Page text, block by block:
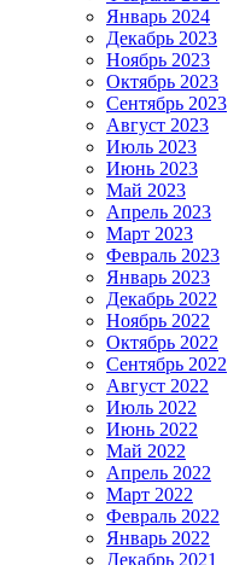
Январь 2024
Декабрь 2023
Ноябрь 2023
Октябрь 2023
Сентябрь 2023
Август 2023
Июль 2023
Июнь 2023
Май 2023
Апрель 2023
Март 2023
Февраль 2023
Январь 2023
Декабрь 2022
Ноябрь 2022
Октябрь 2022
Сентябрь 2022
Август 2022
Июль 2022
Июнь 2022
Май 2022
Апрель 2022
Март 2022
Февраль 2022
Январь 2022
Декабрь 2021